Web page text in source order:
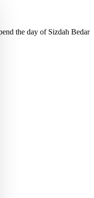
the day of Sizdah Bedar